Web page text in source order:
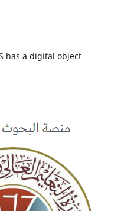
has a digital object